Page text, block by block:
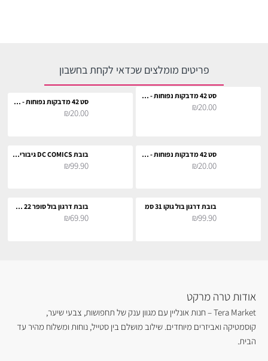
פריטים מומלצים שכדאי לקחת בחשבון
סט 42 מדבקות נפוחות - הוגוורטס
₪20.00 סט 42 מדבקות נפוחות - הוני דיוקס
₪20.00
סט 42 מדבקות נפוחות - מג׳יקל מוטורס
₪20.00
בובת DC COMICS גיבורי על 27 ס"מ
₪99.90
בובת דרגון בול גוקו 31 סמ
₪99.90
בובת דרגון בול סופר 22 סמ - בו
₪69.90
אודות טרה מרקט
Tera Market – חנות אונליין עם מגוון ענק של תחפושות, צבעי שיער,
קוסמטיקה ואביזרים מיוחדים. שילוב מושלם בין סטייל, נוחות ומשלוח מהיר עד
הבית.